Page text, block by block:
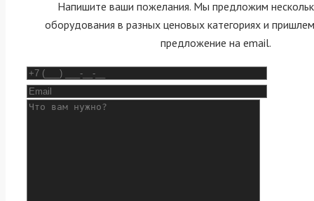
Напишите ваши пожелания. Мы предложим
оборудования в разных ценовых категориях и
предложение на email.